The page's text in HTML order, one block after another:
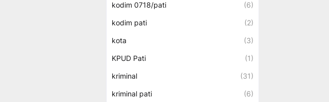
kodim 0718/pati (6)
kodim pati (2)
kota (3)
KPUD Pati (1)
kriminal (31)
kriminal pati (6)